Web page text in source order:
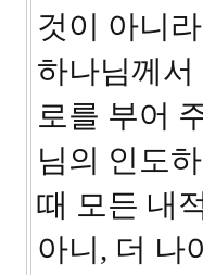
것이 아니
하나님께
로를 부어
님의 인도
때 모든 내
아니, 더 나